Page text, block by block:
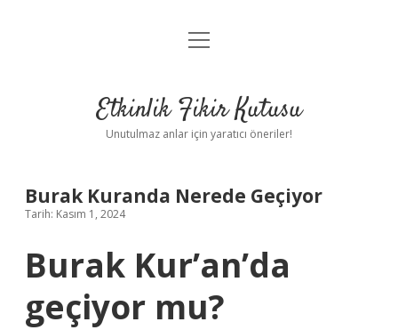
Anasayfa
Yasal Uyarı
menüyü
Etkinlik Fikir Kutusu
Unutulmaz anlar için yaratıcı öneriler!
Burak Kuranda Nerede Geçiyor
Tarih: Kasım 1, 2024
Burak Kur’an’da
geçiyor mu?